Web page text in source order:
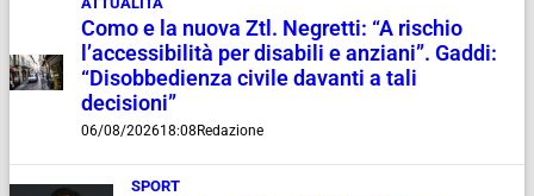
Como e la nuova Ztl. Negretti: “A rischio
l’accessibilità per disabili e anziani”. Gaddi:
“Disobbedienza civile davanti a tali
decisioni”
06/08/202618:08Redazione
SPORT